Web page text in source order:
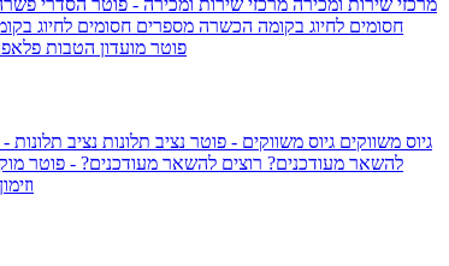
מרכזי שירות ומכירה מרכזי שירות ומכירה - פוטר הסדרי פשרה
חסומים לחיוג בקומה הכשרה מספרים חסומים לחיוג
IsraelieSIM by Pelephone - פוטר מועדון הטבות
גיוס משווקים גיוס משווקים - פוטר נציב תלונות נציב תלונות
להשאר מעודכנים? רוצים להשאר מעודכנים? - פוטר